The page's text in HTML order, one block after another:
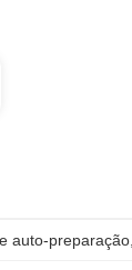
auto-preparação